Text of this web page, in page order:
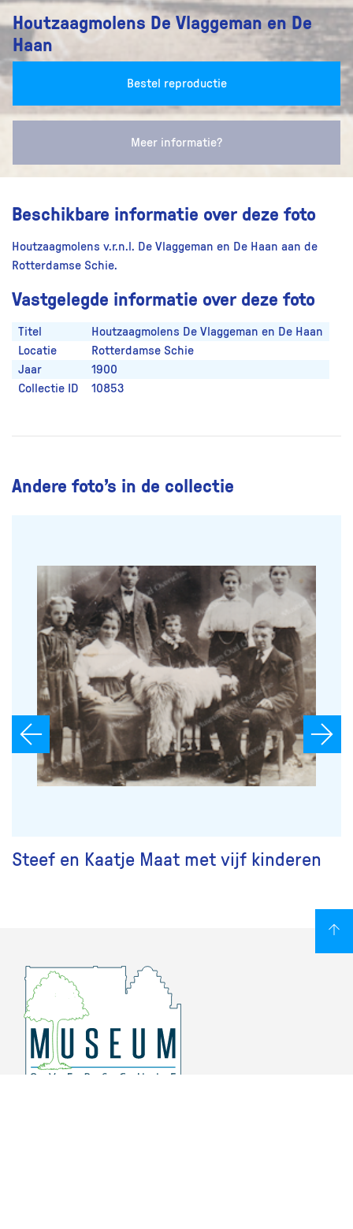
Houtzaagmolens De Vlaggeman en De
Haan
Bestel reproductie
Meer informatie?
Beschikbare informatie over deze foto
Houtzaagmolens v.r.n.l. De Vlaggeman en De Haan aan de
Rotterdamse Schie.
Vastgelegde informatie over deze foto
Titel
Houtzaagmolens De Vlaggeman en De Haan
Locatie
Rotterdamse Schie
Jaar
1900
Collectie ID
10853
Andere foto’s in de collectie
Steef en Kaatje Maat met vijf kinderen